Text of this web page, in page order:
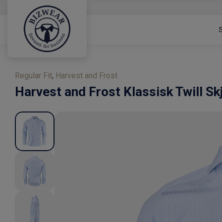
Regular Fit, Harvest and Frost
Harvest and Frost Klassisk Twill